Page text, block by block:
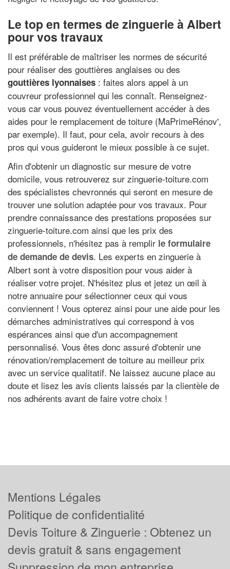
Le top en termes de zinguerie à Albert
pour vos travaux
Il est préférable de maîtriser les normes de sécurité
pour réaliser des gouttières anglaises ou des
gouttières lyonnaises : faites alors appel à un
couvreur professionnel qui les connaît. Renseignez-
vous car vous pouvez éventuellement accéder à des
aides pour le remplacement de toiture (MaPrimeRénov',
par exemple). Il faut, pour cela, avoir recours à des
pros qui vous guideront le mieux possible à ce sujet.
Afin d'obtenir un diagnostic sur mesure de votre
domicile, vous retrouverez sur zinguerie-toiture.com
des spécialistes chevronnés qui seront en mesure de
trouver une solution adaptée pour vos travaux. Pour
prendre connaissance des prestations proposées sur
zinguerie-toiture.com ainsi que les prix des
professionnels, n'hésitez pas à remplir le formulaire
de demande de devis. Les experts en zinguerie à
Albert sont à votre disposition pour vous aider à
réaliser votre projet. N'hésitez plus et jetez un œil à
notre annuaire pour sélectionner ceux qui vous
conviennent ! Vous opterez ainsi pour une aide pour les
démarches administratives qui correspond à vos
espérances ainsi que d'un accompagnement
personnalisé. Vous êtes donc assuré d'obtenir une
rénovation/remplacement de toiture au meilleur prix
avec un service qualitatif. Ne laissez aucune place au
doute et lisez les avis clients laissés par la clientèle de
nos adhérents avant de faire votre choix !
Mentions Légales
Politique de confidentialité
Devis Toiture & Zinguerie : Obtenez un
devis gratuit & sans engagement